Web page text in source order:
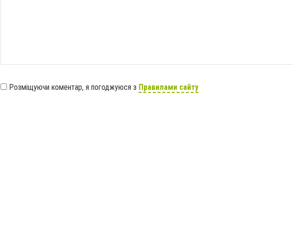
Розміщуючи коментар, я погоджуюся з Правилами сайту